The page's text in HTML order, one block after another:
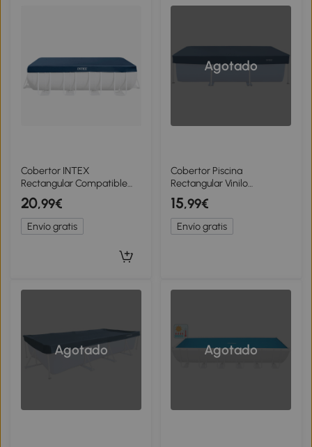
Cobertor INTEX
Rectangular Compatible
Prism Frame Vinilo
Resistente, 389x184x20
Cm, Azul
20,99€
Envío gratis
Agotado
Cobertor Piscina
Rectangular Vinilo
Resistente con Drenaje,
270x163x20 Cm, Azul
15,99€
Envío gratis
Agotado Agotado